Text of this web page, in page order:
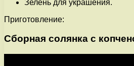
Зелень для украшения.
Приготовление:
Сборная солянка с